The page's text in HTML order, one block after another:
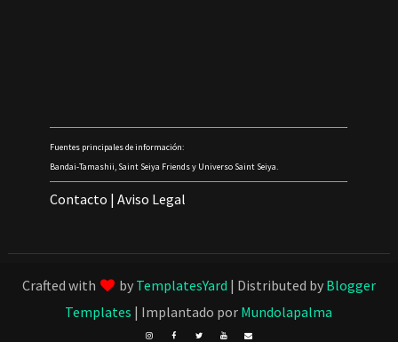
Fuentes principales de información:
Bandai-Tamashii, Saint Seiya Friends y Universo Saint Seiya.
Contacto |Aviso Legal
Crafted with by TemplatesYard | Distributed by Blogger
Templates | Implantado por Mundolapalma